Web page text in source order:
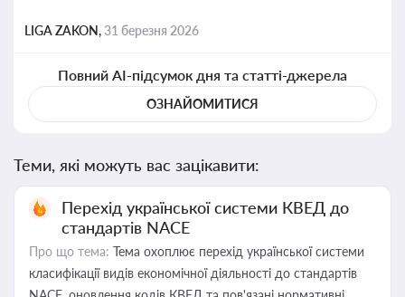
LIGA ZAKON,31 березня 2026
Повний AI-підсумок дня та статті-джерела
ОЗНАЙОМИТИСЯ
Теми, які можуть вас зацікавити:
Перехід української системи КВЕД до
стандартів NACE
Про що тема: Тема охоплює перехід української системи
класифікації видів економічної діяльності до стандартів